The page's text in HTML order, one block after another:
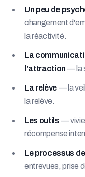
Un peu de
changement
la réactivité.
La
l'attraction — la
La relève— la
la relève.
Les outils—
récompense
Le processus
entrevues, prise